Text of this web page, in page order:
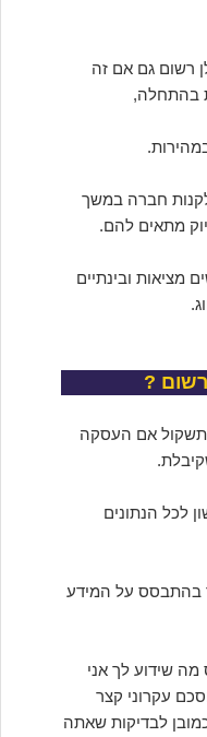
רשום גם אם זה
בהתחלה,
חברה במשך
מתאים להם.
ובינתיים
?
תשקול אם העסקה
לכל הנתונים
בהתבסס על המידע
שידוע לך אני
עקרוני קצר
לבדיקות שאתה